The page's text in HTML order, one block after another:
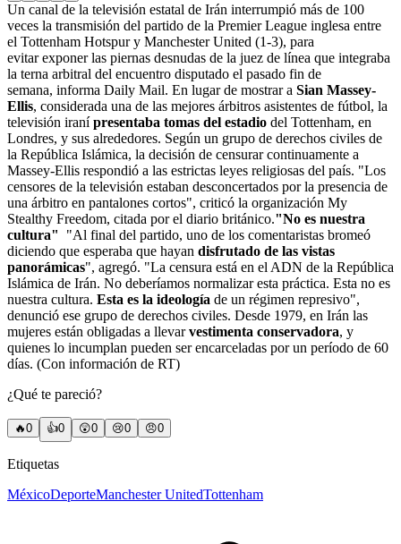
Un canal de la televisión estatal de Irán interrumpió más de 100
veces la transmisión del partido de la Premier League inglesa entre
el Tottenham Hotspur y Manchester United (1-3), para
evitar exponer las piernas desnudas de la juez de línea que integraba
la terna arbitral del encuentro disputado el pasado fin de
semana, informa Daily Mail. En lugar de mostrar a Sian Massey-
Ellis, considerada una de las mejores árbitros asistentes de fútbol, la
televisión iranípresentaba tomas del estadio del Tottenham, en
Londres, y sus alrededores. Según un grupo de derechos civiles de
la República Islámica, la decisión de censurar continuamente a
Massey-Ellis respondió a las estrictas leyes religiosas del país. "Los
censores de la televisión estaban desconcertados por la presencia de
una árbitro en pantalones cortos", criticó la organización My
Stealthy Freedom, citada por el diario británico."No es nuestra
cultura"
"Al final del partido, uno de los comentaristas bromeó
diciendo que esperaba que hayan disfrutado de las vistas
panorámicas", agregó. "La censura está en el ADN de la República
Islámica de Irán. No deberíamos normalizar esta práctica. Esta no es
nuestra cultura. Esta es la ideología de un régimen represivo",
denunció ese grupo de derechos civiles. Desde 1979, en Irán las
mujeres están obligadas a llevarvestimenta conservadora, y
quienes lo incumplan pueden ser encarceladas por un período de 60
días. (Con información de RT)
¿Qué te pareció?
🔥0 👍0 😲0 😢0 😠0
Etiquetas
MéxicoDeporteManchester UnitedTottenham